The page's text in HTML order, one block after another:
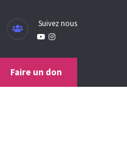
Suivez nous
Faire un don